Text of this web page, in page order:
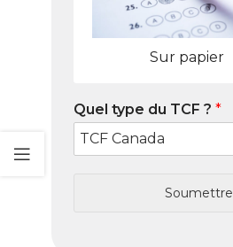
Sur papier
Quel type du TCF ? *
Soumettre